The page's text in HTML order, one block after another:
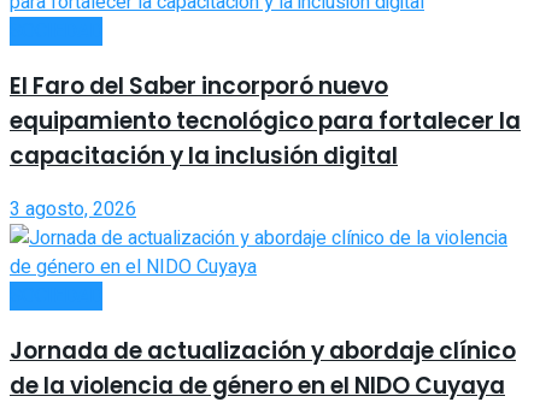
El Faro del Saber incorporó nuevo
equipamiento tecnológico para fortalecer la
capacitación y la inclusión digital
3 agosto, 2026
Jornada de actualización y abordaje clínico
de la violencia de género en el NIDO Cuyaya